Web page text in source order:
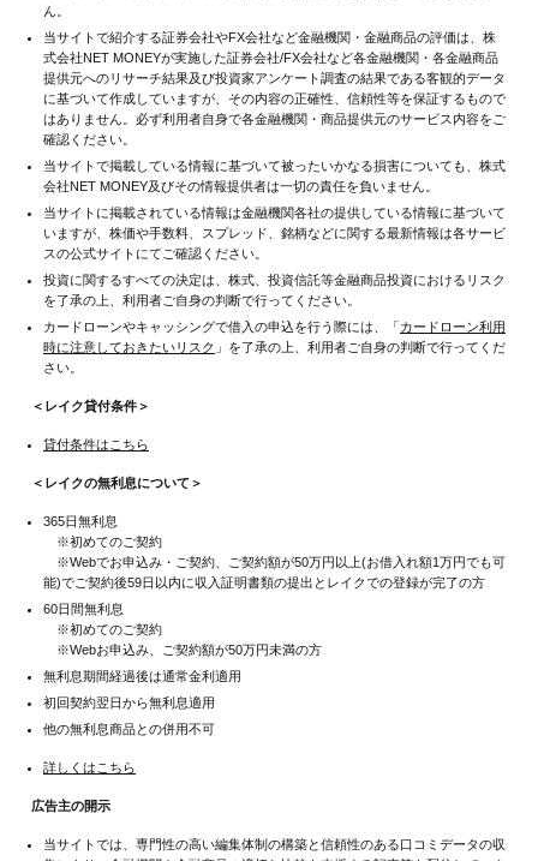
ん。
当サイトで紹介する証券会社やFX会社など金融機関・金融商品の評価は、株
式会社NET MONEYが実施した証券会社/FX会社など各金融機関・各金融商品
提供元へのリサーチ結果及び投資家アンケート調査の結果である客観的データ
に基づいて作成していますが、その内容の正確性、信頼性等を保証するもので
はありません。必ず利用者自身で各金融機関・商品提供元のサービス内容をご
確認ください。
当サイトで掲載している情報に基づいて被ったいかなる損害についても、株式
会社NET MONEY及びその情報提供者は一切の責任を負いません。
当サイトに掲載されている情報は金融機関各社の提供している情報に基づいて
いますが、株価や手数料、スプレッド、銘柄などに関する最新情報は各サービ
スの公式サイトにてご確認ください。
投資に関するすべての決定は、株式、投資信託等金融商品投資におけるリスク
を了承の上、利用者ご自身の判断で行ってください。
カードローンやキャッシングで借入の申込を行う際には、「 カードローン利用
時に注意しておきたいリスク 」を了承の上、利用者ご自身の判断で行ってくだ
さい。
＜レイク貸付条件＞
貸付条件はこちら
＜レイクの無利息について＞
365日無利息
※初めてのご契約
※Webでお申込み・ご契約、ご契約額が50万円以上(お借入れ額1万円でも可
能)でご契約後59日以内に収入証明書類の提出とレイクでの登録が完了の方
60日間無利息
※初めてのご契約
※Webお申込み、ご契約額が50万円未満の方
無利息期間経過後は通常金利適用
初回契約翌日から無利息適用
他の無利息商品との併用不可
詳しくはこちら
広告主の開示
当サイトでは、専門性の高い編集体制の構築と信頼性のある口コミデータの収